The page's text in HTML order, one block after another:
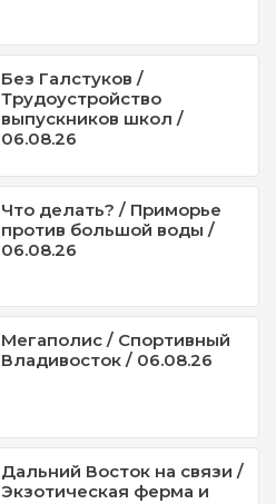
Без Галстуков /
Трудоустройство
выпускников школ /
06.08.26
Что делать? / Приморье
против большой воды /
06.08.26
Мегаполис / Спортивный
Владивосток / 06.08.26
Дальний Восток на связи /
Экзотическая ферма и